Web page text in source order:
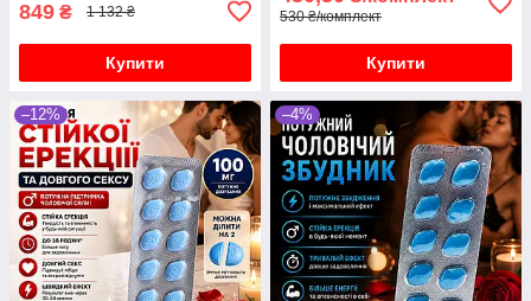
849 ₴ 1 132 ₴
Купити
530 ₴/комплект
Купити
–12% –4%